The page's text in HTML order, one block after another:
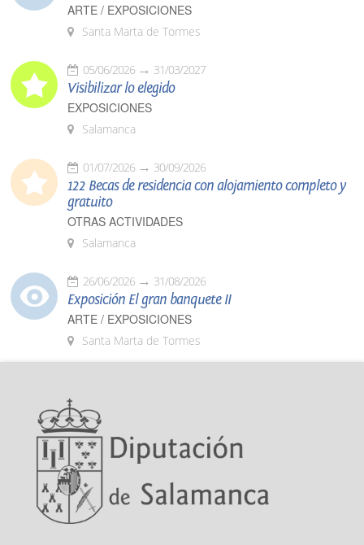
ARTE / EXPOSICIONES
Santa Marta de Tormes
05/06/2026 31/03/2027
Visibilizar lo elegido
EXPOSICIONES
Salamanca
01/07/2026 30/09/2026
122 Becas de residencia con alojamiento completo y
gratuito
OTRAS ACTIVIDADES
Salamanca
26/06/2026 31/08/2026
Exposición El gran banquete II
ARTE / EXPOSICIONES
Santa Marta de Tormes